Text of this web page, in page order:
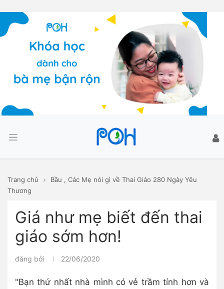
Trang chủ Bầu , Các Mẹ nói gì về Thai Giáo 280 Ngày Yêu
Thương
Giá như mẹ biết đến thai
giáo sớm hơn!
đăng bởi 22/06/2020
"Bạn thứ nhất nhà mình có vẻ trầm tính hơn và